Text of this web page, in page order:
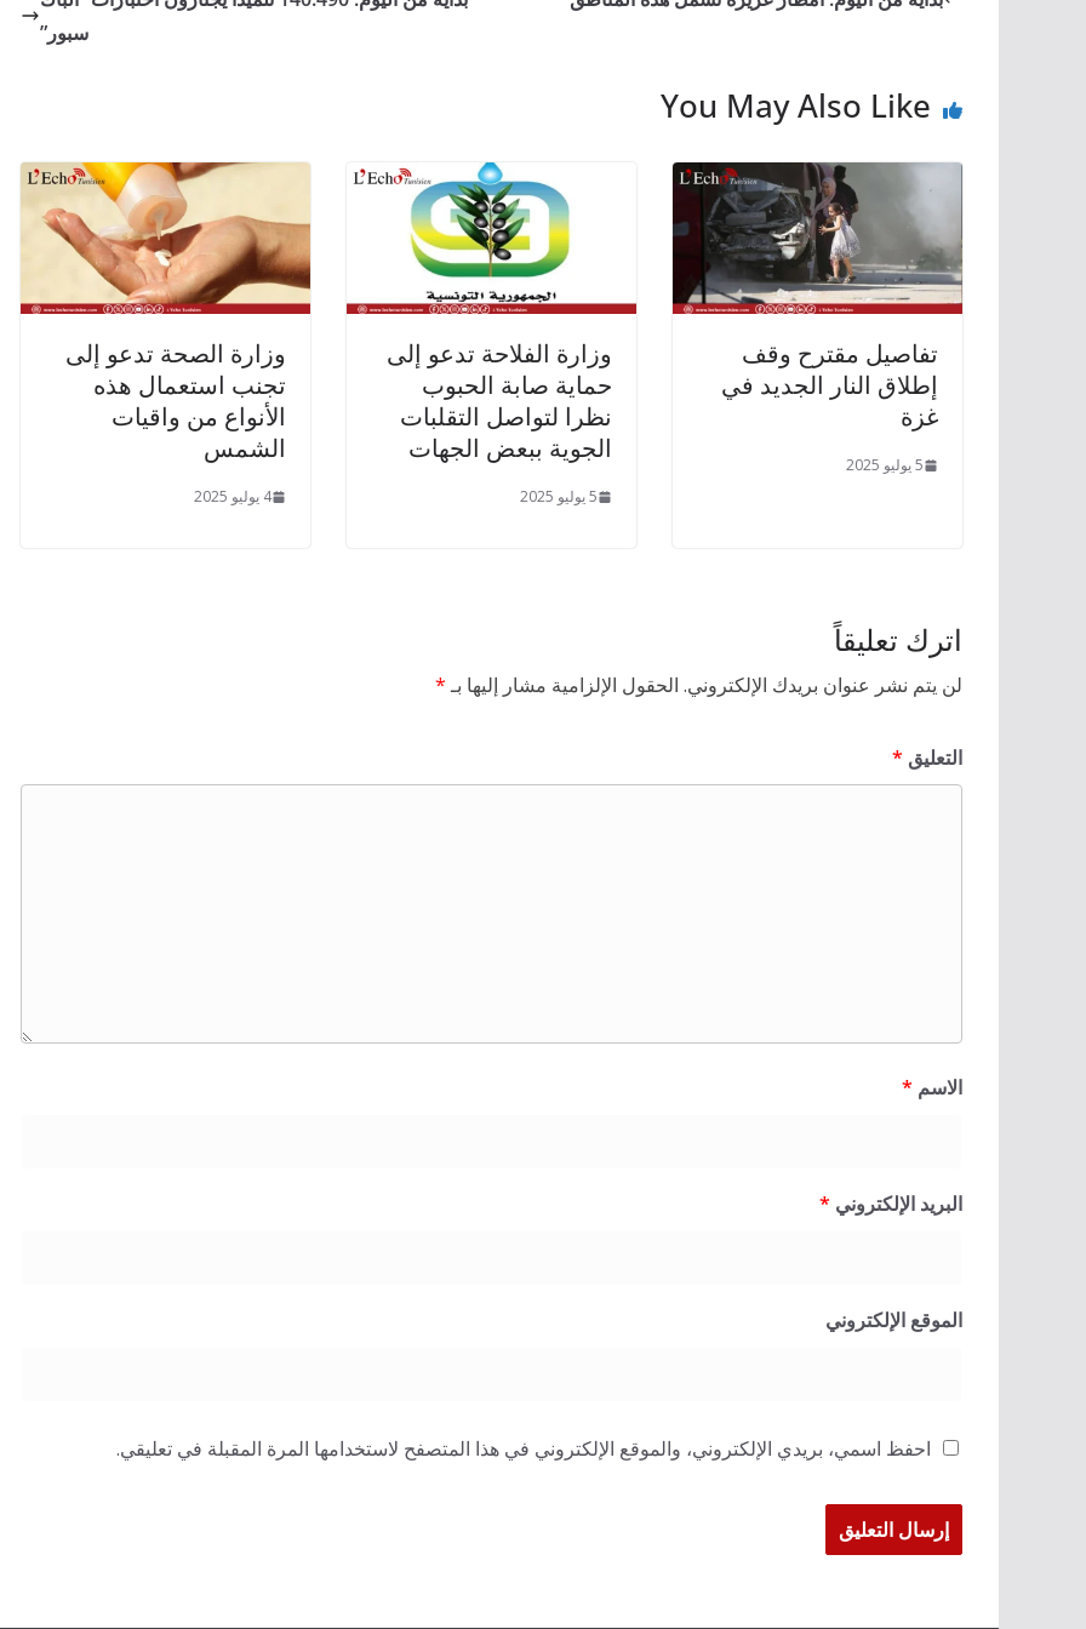
سبور”
You May Also Like
تفاصيل مقترح وقف
إطلاق النار الجديد في
غزة
5 يوليو 2025
وزارة الفلاحة تدعو إلى
حماية صابة الحبوب
نظرا لتواصل التقلبات
الجوية ببعض الجهات
5 يوليو 2025
وزارة الصحة تدعو إلى
تجنب استعمال هذه
الأنواع من واقيات
الشمس
4 يوليو 2025
اترك تعليقاً
لن يتم نشر عنوان بريدك الإلكتروني. الحقول الإلزامية مشار إليها بـ*
التعليق *
الاسم *
البريد الإلكتروني *
الموقع الإلكتروني
احفظ اسمي، بريدي الإلكتروني، والموقع الإلكتروني في هذا المتصفح لاستخدامها المرة المقبلة في تعليقي.